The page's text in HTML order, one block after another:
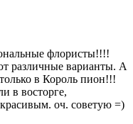
флористы!!!!
различные варианты. А
в Король пион!!!
в восторге,
оч. советую =)